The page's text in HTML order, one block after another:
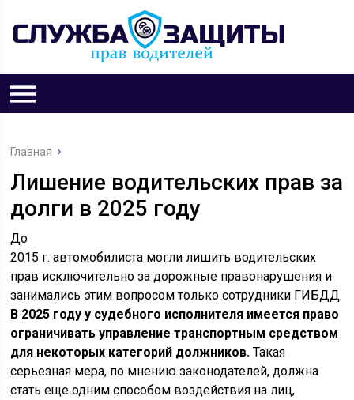
Главная
Лишение водительских прав за
долги в 2025 году
До
2015 г. автомобилиста могли лишить водительских
прав исключительно за дорожные правонарушения и
занимались этим вопросом только сотрудники ГИБДД.
В 2025 году у судебного исполнителя имеется право
ограничивать управление транспортным средством
для некоторых категорий должников. Такая
серьезная мера, по мнению законодателей, должна
стать еще одним способом воздействия на лиц,